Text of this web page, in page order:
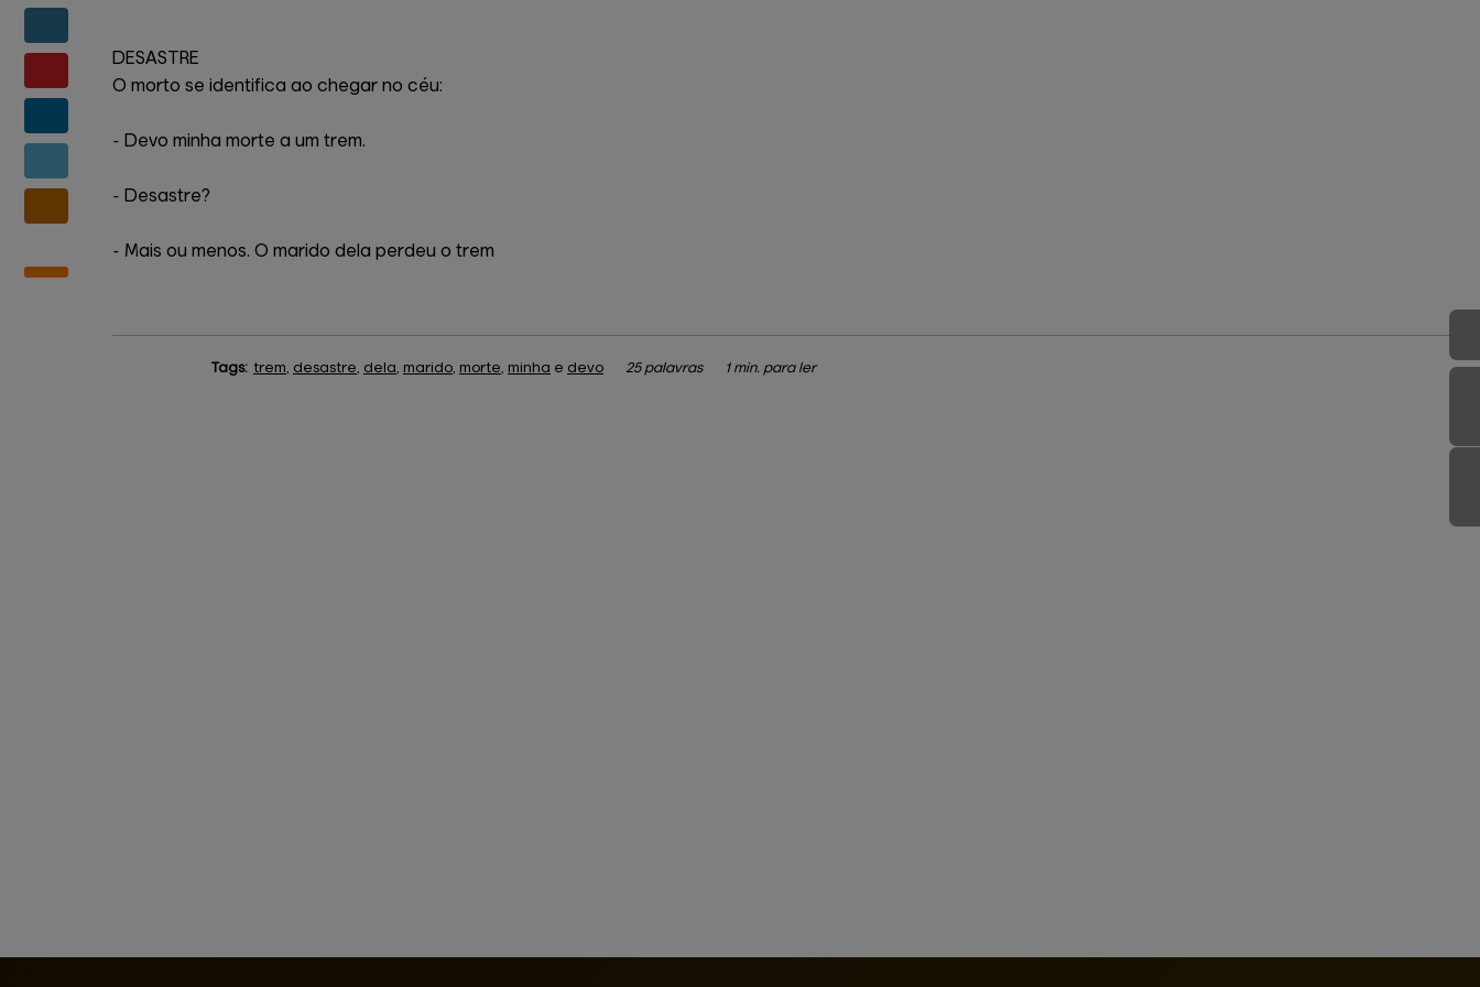
DESASTRE
O morto se identifica ao chegar no céu:
- Devo minha morte a um trem.
- Desastre?
- Mais ou menos. O marido dela perdeu o trem
Tags: trem, desastre, dela, marido, morte, minha e devo 25 palavras 1 min. para ler